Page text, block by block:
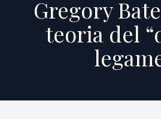
Gregory
teoria del